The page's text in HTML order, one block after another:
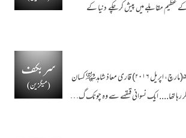
عظیم مقابلے میں پیش کر چکے دنیا کے
مہمان اداریہ ”سربکف “مجلہ۵(مارچ، اپریل ۲۰۱۶) قاری معاذ شاہد ﷾ کسان
رہا تھا.... ایک نسوانی قہقہے سے وہ چونک گ…